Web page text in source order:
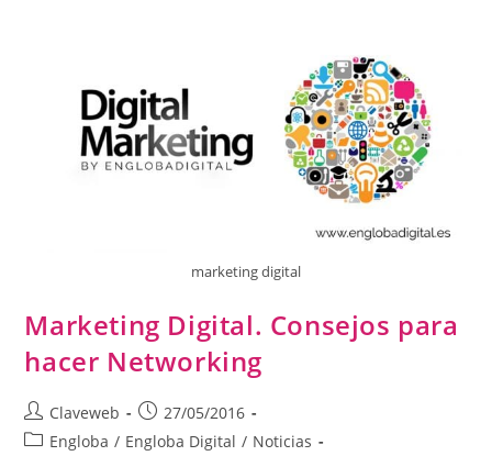
marketing digital
Marketing Digital. Consejos para
hacer Networking
Claveweb
27/05/2016
Engloba / Engloba Digital / Noticias